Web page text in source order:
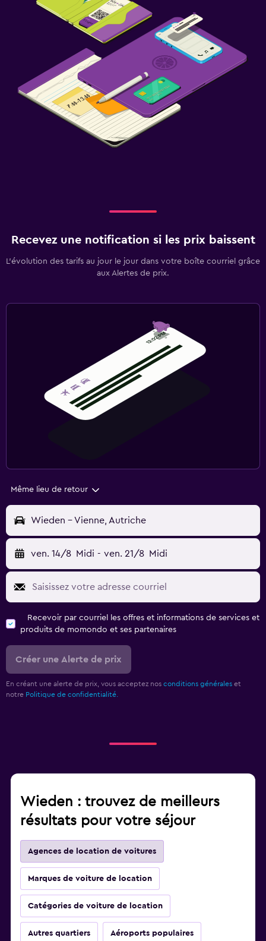
Recevez une notification si les prix baissent
L’évolution des tarifs au jour le jour dans votre boîte courriel grâce
aux Alertes de prix.
Même lieu de retour
Wieden - Vienne, Autriche
ven. 14/8 Midi - ven. 21/8 Midi
Recevoir par courriel les offres et informations de services et
produits de momondo et ses partenaires
Créer une Alerte de prix
En créant une alerte de prix, vous acceptez nos conditions générales et
notre Politique de confidentialité.
Wieden : trouvez de meilleurs
résultats pour votre séjour
Agences de location de voitures
Marques de voiture de location
Catégories de voiture de location
Autres quartiers Aéroports populaires